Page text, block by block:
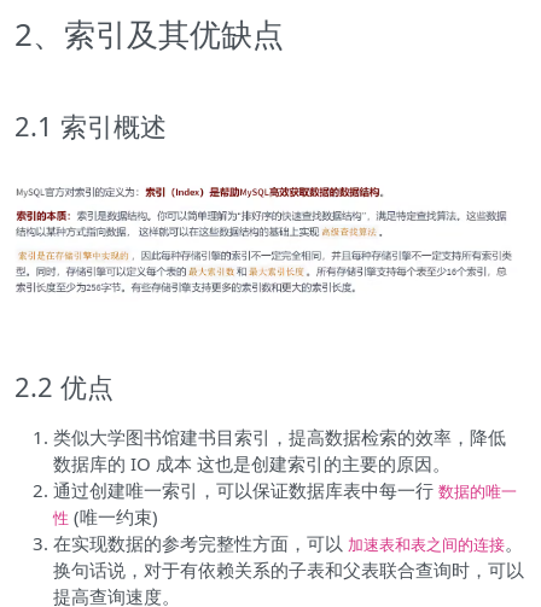
2、索引及其优缺点
2.1 索引概述
2.2 优点
类似大学图书馆建书目索引，提高数据检索的效率，降低
数据库的 IO 成本 这也是创建索引的主要的原因。
通过创建唯一索引，可以保证数据库表中每一行 数据的唯一
性 (唯一约束)
在实现数据的参考完整性方面，可以 加速表和表之间的连接。
换句话说，对于有依赖关系的子表和父表联合查询时，可以
提高查询速度。